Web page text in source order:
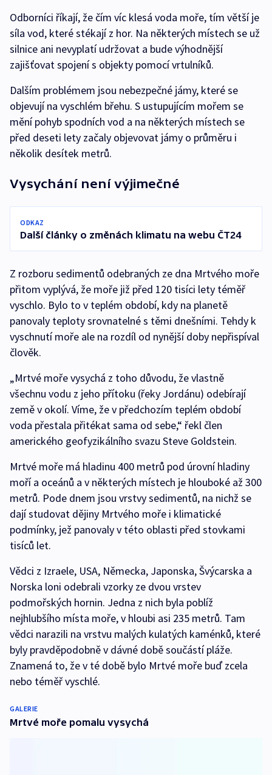
Odborníci říkají, že čím víc klesá voda moře, tím větší je
síla vod, které stékají z hor. Na některých místech se už
silnice ani nevyplatí udržovat a bude výhodnější
zajišťovat spojení s objekty pomocí vrtulníků.
Dalším problémem jsou nebezpečné jámy, které se
objevují na vyschlém břehu. S ustupujícím mořem se
mění pohyb spodních vod a na některých místech se
před deseti lety začaly objevovat jámy o průměru i
několik desítek metrů.
Vysychání není výjimečné
ODKAZ
Další články o změnách klimatu na webu ČT24
Z rozboru sedimentů odebraných ze dna Mrtvého moře
přitom vyplývá, že moře již před 120 tisíci lety téměř
vyschlo. Bylo to v teplém období, kdy na planetě
panovaly teploty srovnatelné s těmi dnešními. Tehdy k
vyschnutí moře ale na rozdíl od nynější doby nepřispíval
člověk.
„Mrtvé moře vysychá z toho důvodu, že vlastně
všechnu vodu z jeho přítoku (řeky Jordánu) odebírají
země v okolí. Víme, že v předchozím teplém období
voda přestala přitékat sama od sebe,“ řekl člen
amerického geofyzikálního svazu Steve Goldstein.
Mrtvé moře má hladinu 400 metrů pod úrovní hladiny
moří a oceánů a v některých místech je hlouboké až 300
metrů. Pode dnem jsou vrstvy sedimentů, na nichž se
dají studovat dějiny Mrtvého moře i klimatické
podmínky, jež panovaly v této oblasti před stovkami
tisíců let.
Vědci z Izraele, USA, Německa, Japonska, Švýcarska a
Norska loni odebrali vzorky ze dvou vrstev
podmořských hornin. Jedna z nich byla poblíž
nejhlubšího místa moře, v hloubi asi 235 metrů. Tam
vědci narazili na vrstvu malých kulatých kaménků, které
byly pravděpodobně v dávné době součástí pláže.
Znamená to, že v té době bylo Mrtvé moře buď zcela
nebo téměř vyschlé.
GALERIE
Mrtvé moře pomalu vysychá